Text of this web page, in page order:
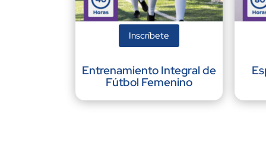
Inscríbete
Entrenamiento Integral de
Fútbol Femenino